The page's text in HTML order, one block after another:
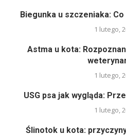
Biegunka u szczeniaka:
1 lutego,
Astma u kota:
1 lutego,
USG psa jak wygląda:
1 lutego,
Ślinotok u kota: